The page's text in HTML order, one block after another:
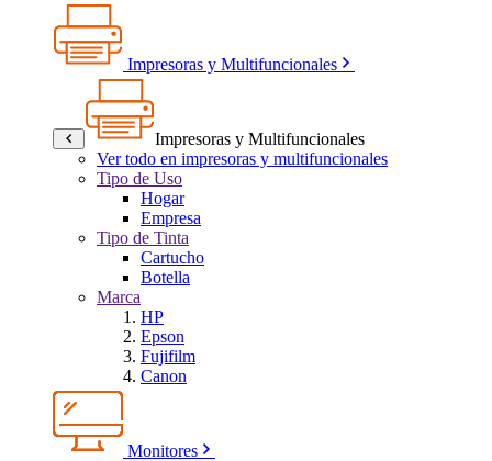
Impresoras y Multifuncionales
Impresoras y Multifuncionales
Ver todo en impresoras y multifuncionales
Tipo de Uso
Hogar
Empresa
Tipo de Tinta
Cartucho
Botella
Marca
HP
Epson
Fujifilm
Canon
Monitores